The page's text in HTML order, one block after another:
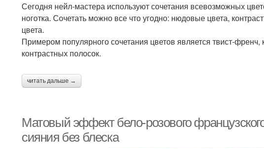
Сегодня нейл-мастера используют сочетания всевозможных
ноготка. Сочетать можно все что угодно: нюдовые цвета,
цвета.
Примером популярного сочетания цветов является твист-френч,
контрастных полосок.
читать дальше →
Матовый эффект бело-розового
сияния без блеска